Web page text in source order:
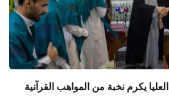
يكرم نخبة من المواهب القرآنية